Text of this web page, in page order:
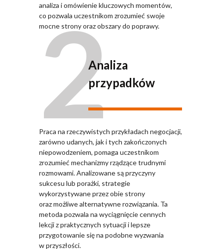
analiza i omówienie kluczowych momentów,
co pozwala uczestnikom zrozumieć swoje
mocne strony oraz obszary do poprawy.
2Analiza
przypadków
Praca na rzeczywistych przykładach negocjacji,
zarówno udanych, jak i tych zakończonych
niepowodzeniem, pomaga uczestnikom
zrozumieć mechanizmy rządzące trudnymi
rozmowami. Analizowane są przyczyny
sukcesu lub porażki, strategie
wykorzystywane przez obie strony
oraz możliwe alternatywne rozwiązania. Ta
metoda pozwala na wyciągnięcie cennych
lekcji z praktycznych sytuacji i lepsze
przygotowanie się na podobne wyzwania
w przyszłości.